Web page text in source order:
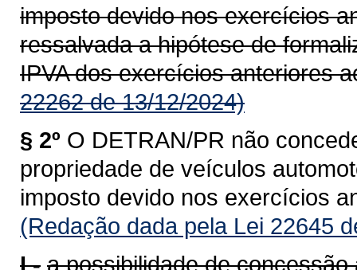
imposto devido nos exercícios
ressalvada a hipótese de
IPVA dos exercícios anteriores
22262 de 13/12/2024)
§ 2º O DETRAN/PR não
propriedade de veículos
imposto devido nos exercícios
(Redação dada pela Lei 22645
I - a possibilidade de